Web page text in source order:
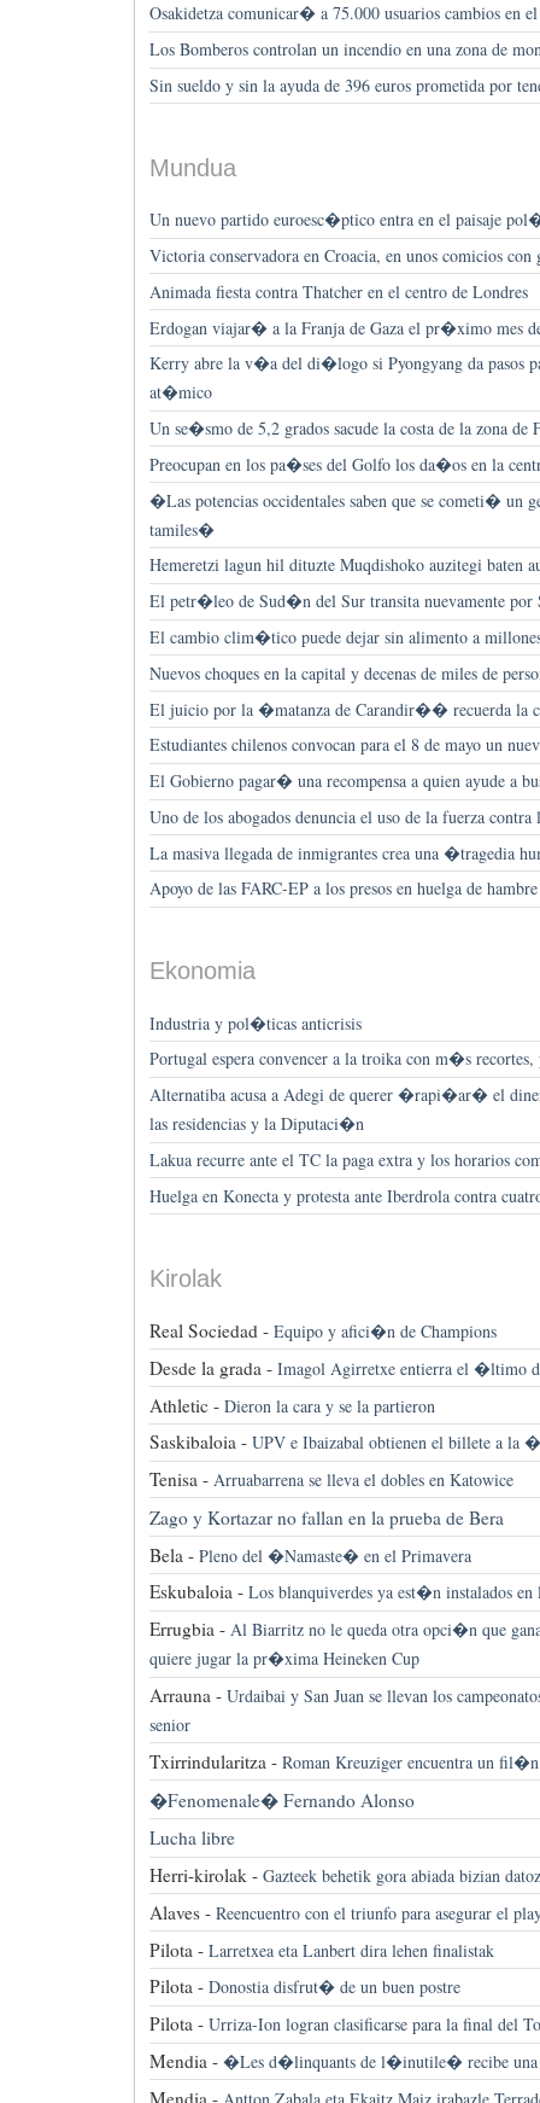
Osakidetza comunicar� a 75.000 usuarios cambios en el
Los Bomberos controlan un incendio en una zona de
Sin sueldo y sin la ayuda de 396 euros prometida por
Mundua
Un nuevo partido euroesc�ptico entra en el paisaje
Victoria conservadora en Croacia, en unos comicios
Animada fiesta contra Thatcher en el centro de Londres
Erdogan viajar� a la Franja de Gaza el pr�ximo mes
Kerry abre la v�a del di�logo si Pyongyang da pasos
at�mico
Un se�smo de 5,2 grados sacude la costa de la zona de
Preocupan en los pa�ses del Golfo los da�os en la
�Las potencias occidentales saben que se cometi� un
tamiles�
Hemeretzi lagun hil dituzte Muqdishoko auzitegi baten
El petr�leo de Sud�n del Sur transita nuevamente
El cambio clim�tico puede dejar sin alimento a
Nuevos choques en la capital y decenas de miles de
El juicio por la �matanza de Carandir�� recuerda la
Estudiantes chilenos convocan para el 8 de mayo un
El Gobierno pagar� una recompensa a quien ayude a
Uno de los abogados denuncia el uso de la fuerza contra
La masiva llegada de inmigrantes crea una �tragedia
Apoyo de las FARC-EP a los presos en huelga de hambre
Ekonomia
Industria y pol�ticas anticrisis
Portugal espera convencer a la troika con m�s recortes,
Alternatiba acusa a Adegi de querer �rapi�ar� el
las residencias y la Diputaci�n
Lakua recurre ante el TC la paga extra y los horarios
Huelga en Konecta y protesta ante Iberdrola contra
Kirolak
Real Sociedad - Equipo y afici�n de Champions
Desde la grada - Imagol Agirretxe entierra el �ltimo
Athletic - Dieron la cara y se la partieron
Saskibaloia - UPV e Ibaizabal obtienen el billete a la
Tenisa - Arruabarrena se lleva el dobles en Katowice
Zago y Kortazar no fallan en la prueba de Bera
Bela - Pleno del �Namaste� en el Primavera
Eskubaloia - Los blanquiverdes ya est�n instalados en
Errugbia - Al Biarritz no le queda otra opci�n que
quiere jugar la pr�xima Heineken Cup
Arrauna - Urdaibai y San Juan se llevan los
senior
Txirrindularitza - Roman Kreuziger encuentra un
�Fenomenale� Fernando Alonso
Lucha libre
Herri-kirolak - Gazteek behetik gora abiada bizian
Alaves - Reencuentro con el triunfo para asegurar el
Pilota - Larretxea eta Lanbert dira lehen finalistak
Pilota - Donostia disfrut� de un buen postre
Pilota - Urriza-Ion logran clasificarse para la final del
Mendia - �Les d�linquants de l�inutile� recibe
Mendia -